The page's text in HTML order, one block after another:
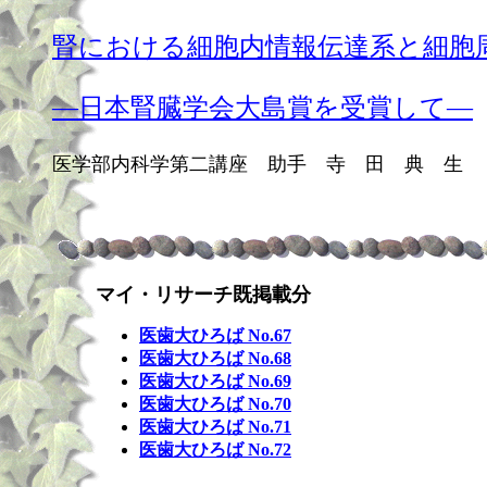
腎における細胞内情報伝達系と細胞
―日本腎臓学会大島賞を受賞して―
医学部内科学第二講座 助手 寺 田 典 生
マイ・リサーチ既掲載分
医歯大ひろば No.67
医歯大ひろば No.68
医歯大ひろば No.69
医歯大ひろば No.70
医歯大ひろば No.71
医歯大ひろば No.72